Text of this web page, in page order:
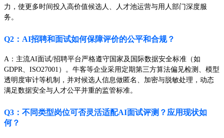
力，使更多时间投入高价值候选人、人才池运营与用人部门深度服
务。
Q2：AI招聘和面试如何保障评价的公平和合规？
A：主流AI面试/招聘平台严格遵守国家及国际数据安全标准（如
GDPR、ISO27001）。牛客等企业采用定期第三方算法偏见检测、模型
透明度审计等机制，并对候选人信息做匿名、加密与脱敏处理，动态
满足数据安全与人才公平并重的监管标准。
Q3：不同类型岗位可否灵活适配AI面试评测？应用现状如
何？